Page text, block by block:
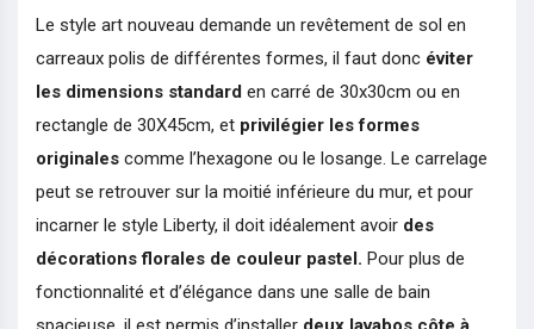
Le style art nouveau demande un revêtement de sol en
carreaux polis de différentes formes, il faut donc éviter
les dimensions standard en carré de 30x30cm ou en
rectangle de 30X45cm, et privilégier les formes
originales comme l’hexagone ou le losange. Le carrelage
peut se retrouver sur la moitié inférieure du mur, et pour
incarner le style Liberty, il doit idéalement avoir des
décorations florales de couleur pastel. Pour plus de
fonctionnalité et d’élégance dans une salle de bain